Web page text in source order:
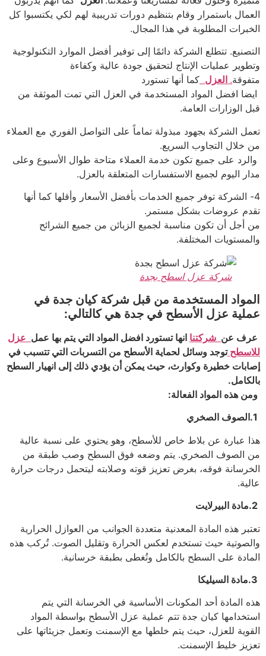
العمال باستمرار وقام بتنظيم دورات تدريبية لهم لكي يكتسبوا كل
الخبرات المطلوبة في هذا المجال.
التصنيع. تتطلع الشركة دائمًا إلى توفير أفضل الموارد التكنولوجية
وتطوير عمليات الإنتاج لتحقيق جودة عالية وكفاءة
متفوقة. العزل كما أنها تستورد
ايضا افضل المواد المستخدمة في العزل التي تمت الموثقة من
قبل الوزارات العامة.
تعمل الشركة بجهود مبذولة تماماً على التواصل الفوري مع العملاء
من خلال التجاوب السريع.
والرد على جميع تكون خدمة العملاء متاحة طوال الأسبوع وعلى
مدار اليوم لجميع الاستفسارات المتعلقة بالعزل.
4- الشركة توفر جميع الخدمات بأفضل الأسعار وأقلها كما أنها
تقدم عروضات بشكل مستمر.
من أجل أن تكون مناسبة لجميع الزبائن من جميع الشرائح
والمستويات المختلفة.
شركة عزل اسطح بجدة
المواد المستخدمة من قبل شركة كيان جدة في
عملية عزل الأسطح في جدة هي كالتالي:
عرف عن شركتنا انها تستورد افضل المواد التي يتم بها عمل عزل
للاسطحتوجد وسائل لحماية الأسطح من التسربات التي تتسبب في
إصابات خطيرة وكوارث، حيث يمكن أن يؤدي ذلك إلى انهيار السطح
بالكامل.
ومن هذه المواد الفعالة:
هذا عبارة عن بلاط خاص للأسطح، وهو يحتوي على نسبة عالية
من الصوف الصخري. يتم وضعه فوق السطح وصب طبقة من
الخرسانة فوقه، بغرض تعزيز قوته وصلابته ليتحمل درجات حرارة
عالية.
تعتبر هذه المادة المعدنية متعددة الجوانب من العوازل الحرارية
والصوتية حيث تستخدم لعكس الحرارة وتقليل الصوت. تُركب هذه
المادة على السطح بالكامل وتُغطى بطبقة خرسانية.
هذه المادة أحد المكونات الأساسية في الخرسانة التي يتم
استخدامها كيان جدة تتم عملية عزل الأسطح بواسطة المواد
القوية للعزل، حيث يتم خلطها مع الإسمنت وتعمل جزيئاتها على
تعزيز خليط الإسمنت.